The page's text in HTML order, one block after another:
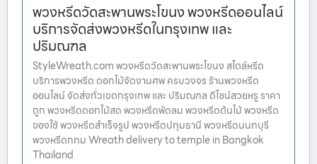
พวงหรีดวัดสะพานพระโขนง พวงหรีดออนไลน์
บริการจัดส่งพวงหรีดในกรุงเทพ และ
ปริมณฑล
StyleWreath.com พวงหรีดวัดสะพานพระโขนง สไตล์หรีด
บริการพวงหรีด ดอกไม้จัดงานศพ ครบวงจร ร้านพวงหรีด
ออนไลน์ จัดส่งทั่วเขตกรุงเทพ และ ปริมณฑล ดีไซน์สวยหรู ราคา
ถูก พวงหรีดดอกไม้สด พวงหรีดพัดลม พวงหรีดต้นไม้ พวงหรีด
ของใช้ พวงหรีดสำเร็จรูป พวงหรีดปทุมธานี พวงหรีดนนทบุรี
พวงหรีดกทม Wreath delivery to temple in Bangkok
Thailand